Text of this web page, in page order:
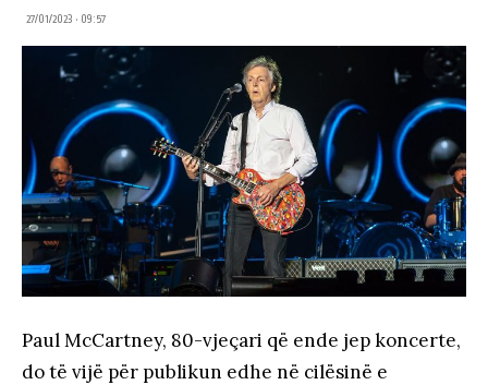
27/01/2023 • 09:57
Paul McCartney, 80-vjeçari që ende jep koncerte,
do të vijë për publikun edhe në cilësinë e